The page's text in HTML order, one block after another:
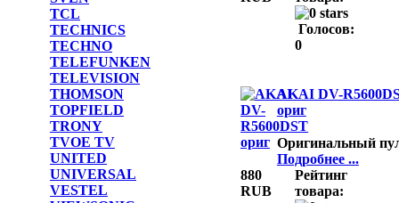
TCL
TECHNICS
TECHNO
TELEFUNKEN
TELEVISION
THOMSON
TOPFIELD
TRONY
TVOE TV
UNITED
UNIVERSAL
VESTEL
Голосов:
0
AKAI DV-
ориг
Оригинальный
Подробнее ...
880
RUB
Рейтинг
товара: